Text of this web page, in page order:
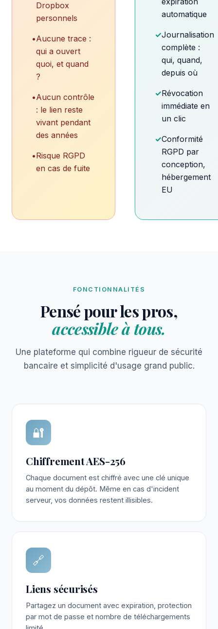
Dropbox
personnels
•Aucune trace :
qui a ouvert
quoi, et quand
?
•Aucun contrôle
: le lien reste
vivant pendant
des années
•Risque RGPD
en cas de fuite
automatique
✓Journalisation
complète :
qui, quand,
depuis où
✓Révocation
immédiate en
un clic
✓Conformité
RGPD par
conception,
hébergement
EU
FONCTIONNALITÉS
Pensé pour les pros,
accessible à tous.
Une plateforme qui combine rigueur de sécurité
bancaire et simplicité d'usage grand public.
🔐
Chiffrement AES-256
Chaque document est chiffré avec une clé unique
au moment du dépôt. Même en cas d'incident
serveur, vos données restent illisibles.
🔗
Liens sécurisés
Partagez un document avec expiration, protection
par mot de passe et nombre de téléchargements